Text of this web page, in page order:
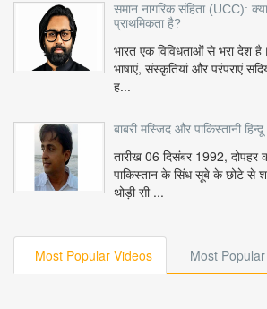
समान नागरिक संहिता (UCC):
प्राथमिकता है?
भारत एक विविधताओं से भरा देश
भाषाएं, संस्कृतियां और परंपराएं
ह...
बाबरी मस्जिद और पाकिस्तानी हिन्दू
तारीख 06 दिसंबर 1992, दोपहर
पाकिस्तान के सिंध सूबे के छोटे से
थोड़ी सी ...
Most Popular Videos Most